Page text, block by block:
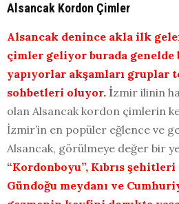
Alsancak Kordon Çimler
Alsancak denince akla ilk
çimler geliyor burada genelde
yapıyorlar akşamları gruplar
sohbetleri oluyor. İzmir ilinin
olan Alsancak kordon çimlerin
İzmir’in en popüler eğlence ve
Alsancak, görülmeye değer bir
“Kordonboyu”, Kıbrıs şehitleri
Gündoğu meydanı ve